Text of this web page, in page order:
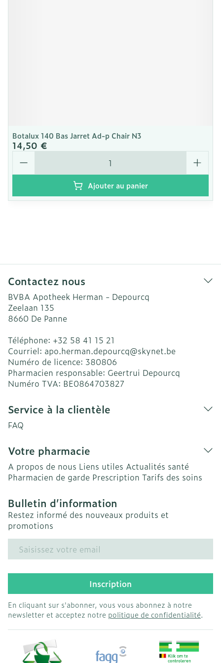
Botalux 140 Bas Jarret Ad-p Chair N3
14,50 €
Quantité
Ajouter au panier
Contactez nous
BVBA Apotheek Herman - Depourcq
Zeelaan 135
8660 De Panne
Téléphone: +32 58 41 15 21
Courriel: apo.herman.depourcq@skynet.be
Numéro de licence: 380806
Pharmacien responsable: Geertrui Depourcq
Numéro TVA: BE0864703827
Service à la clientèle
FAQ
Votre pharmacie
A propos de nous Liens utiles Actualités santé
Pharmacien de garde Prescription Tarifs des soins
Bulletin d’information
Restez informé des nouveaux produits et
promotions
Adresse mail
Inscription
En cliquant sur s'abonner, vous vous abonnez à notre
newsletter et acceptez notre politique de confidentialité.